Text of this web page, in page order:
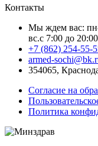
Контакты
Мы ждем вас: пн-
вс.с 7:00 до 20:00
+7 (862) 254-55-
armed-
354065,
Согласие на
Политика